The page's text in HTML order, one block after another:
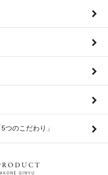
つのこだわり」